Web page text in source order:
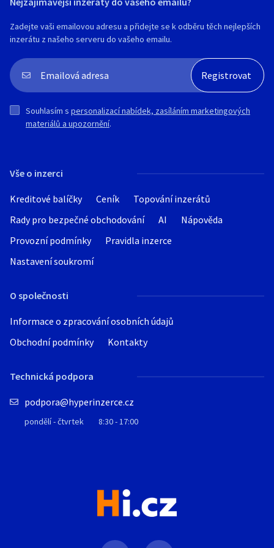
Vše o inzerci
Kreditové balíčky Ceník
Topování inzerátů
Rady pro bezpečné obchodování
AI
Nápověda
Provozní podmínky
Pravidla inzerce
Nastavení soukromí
O společnosti
Informace o zpracování osobních údajů
Obchodní podmínky
Kontakty
Technická podpora
podpora@hyperinzerce.cz
pondělí - čtvrtek 8:30 - 17:00
Zadejte vaši emailovou adresu a přidejte se k odběru těch nejlepších
inzerátu z našeho serveru do vašeho emailu.
Souhlasím s personalizací nabídek, zasíláním marketingových
materiálů a upozornění.